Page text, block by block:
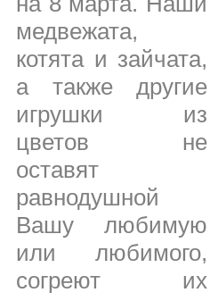
медвежата,
котята и зайчата,
а также другие
игрушки из
цветов не
оставят
равнодушной
Вашу любимую
или любимого,
согреют их